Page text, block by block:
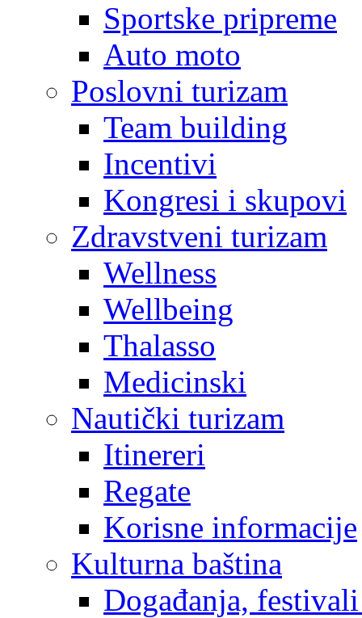
Sportske pripreme
Auto moto
Poslovni turizam
Team building
Incentivi
Kongresi i skupovi
Zdravstveni turizam
Wellness
Wellbeing
Thalasso
Medicinski
Nautički turizam
Itinereri
Regate
Korisne informacije
Kulturna baština
Događanja,